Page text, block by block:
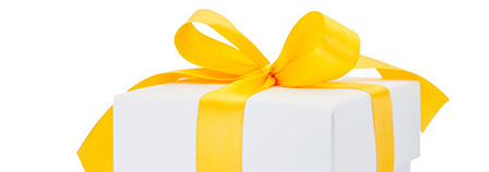
La giacca ad alta visibilità Vent è lavabile in
lavatrice a 60 °C
Composizione del materiale esterno: 100%
poliestere
Composizione del materiale della fodera: 100%
poliestere
Colore disponibile: bicolore (arancione